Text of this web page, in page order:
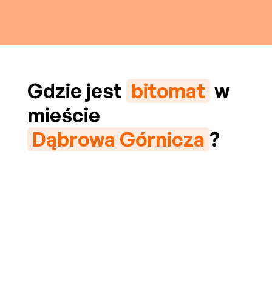
Gdzie jest bitomat w
mieście
Dąbrowa Górnicza ?